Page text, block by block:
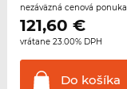
nezáväzná cenová ponuka
121,60 €
vrátane 23.00% DPH
Do košíka